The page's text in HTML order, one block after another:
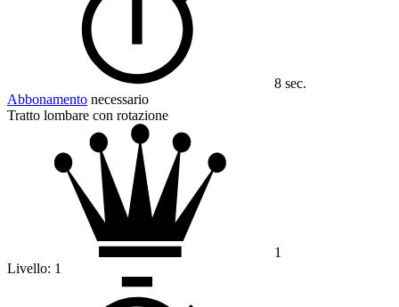
8 sec.
Abbonamento necessario
Tratto lombare con rotazione
1
Livello: 1